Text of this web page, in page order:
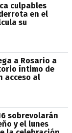
culpables
en el
su
a Rosario a
íntimo de
acceso al
sobrevolarán
y el lunes